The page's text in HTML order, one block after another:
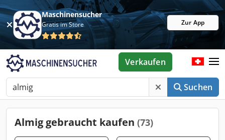
Maschinensucher
Gratis im Store Zur App
Suchen
Verkaufen
Almig gebraucht kaufen (73)